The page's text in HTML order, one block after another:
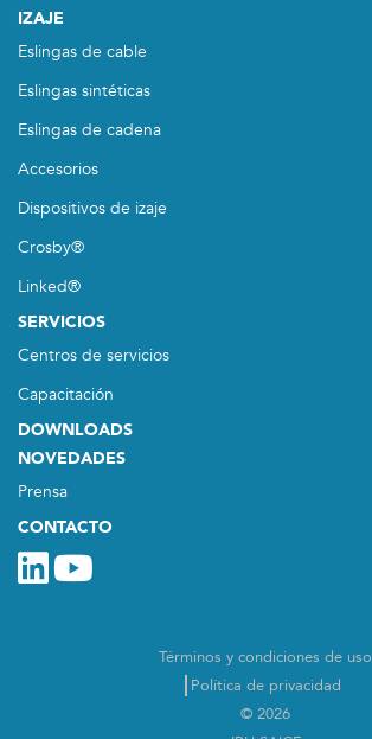
IZAJE
Eslingas de cable
Eslingas sintéticas
Eslingas de cadena
Accesorios
Dispositivos de izaje
Crosby®
Linked®
SERVICIOS
Centros de servicios
Capacitación
DOWNLOADS
NOVEDADES
Prensa
CONTACTO
Términos y condiciones de uso
Política de privacidad
© 2026